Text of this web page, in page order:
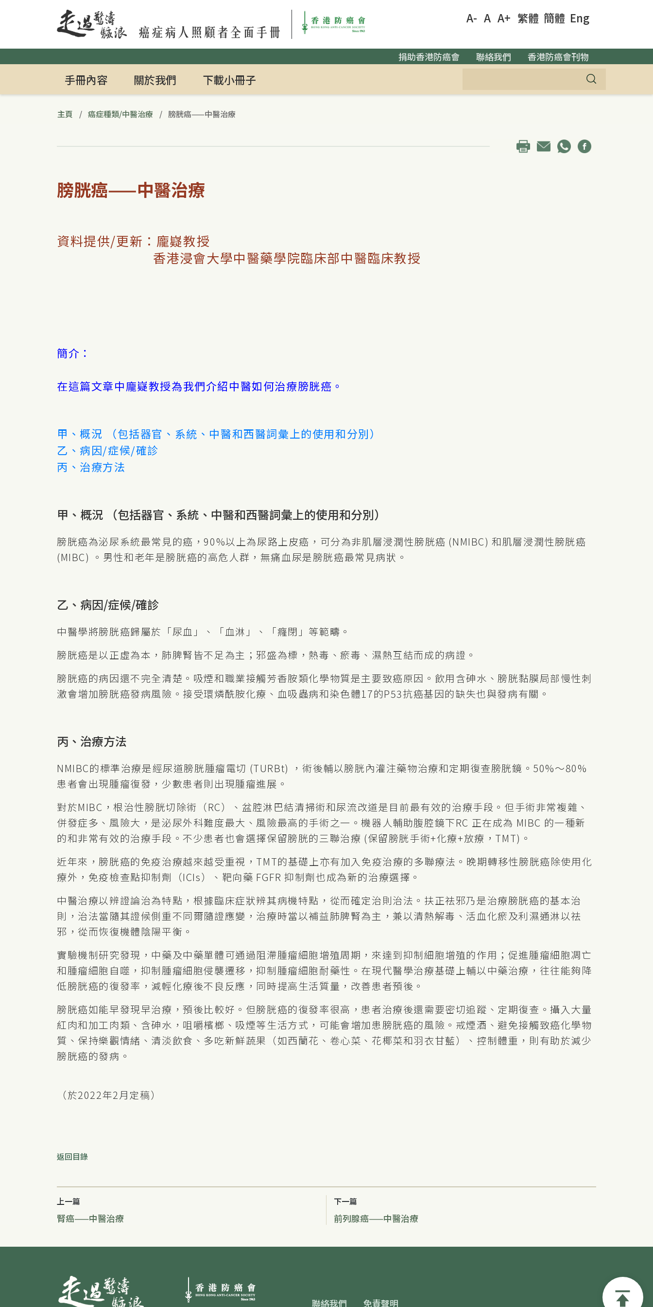
A- A A+ 繁體 簡體 Eng
捐助香港防癌會 聯絡我們 香港防癌會刊物
Search_btn
手冊內容 關於我們 下載小冊子
主頁 癌症種類/中醫治療 膀胱癌——中醫治療
膀胱癌——中醫治療
資料提供/更新：龐嶷教授
香港浸會大學中醫藥學院臨床部中醫臨床教授
簡介：
在這篇文章中龐嶷教授為我們介紹中醫如何治療膀胱癌。
甲、概況 （包括器官、系統、中醫和西醫詞彙上的使用和分別）
乙、病因/症候/確診
丙、治療方法
甲、概況 （包括器官、系統、中醫和西醫詞彙上的使用和分別）
膀胱癌為泌尿系統最常見的癌，90%以上為尿路上皮癌，可分為非肌層浸潤性膀胱癌 (NMIBC) 和肌層浸潤性膀胱癌
(MIBC) 。男性和老年是膀胱癌的高危人群，無痛血尿是膀胱癌最常見病狀。
乙、病因/症候/確診
中醫學將膀胱癌歸屬於「尿血」、「血淋」、「癃閉」等範疇。
膀胱癌是以正虛為本，肺脾腎皆不足為主；邪盛為標，熱毒、瘀毒、濕熱互結而成的病證。
膀胱癌的病因還不完全清楚。吸煙和職業接觸芳香胺類化學物質是主要致癌原因。飲用含砷水、膀胱黏膜局部慢性刺
激會增加膀胱癌發病風險。接受環燐酰胺化療、血吸蟲病和染色體17的P53抗癌基因的缺失也與發病有關。
丙、治療方法
NMIBC的標準治療是經尿道膀胱腫瘤電切 (TURBt) ，術後輔以膀胱內灌注藥物治療和定期復查膀胱鏡。50%～80%
患者會出現腫瘤復發，少數患者則出現腫瘤進展。
對於MIBC，根治性膀胱切除術（RC）、盆腔淋巴結清掃術和尿流改道是目前最有效的治療手段。但手術非常複雜、
併發症多、風險大，是泌尿外科難度最大、風險最高的手術之一。機器人輔助腹腔鏡下RC 正在成為 MIBC 的一種新
的和非常有效的治療手段。不少患者也會選擇保留膀胱的三聯治療 (保留膀胱手術+化療+放療，TMT)。
近年來，膀胱癌的免疫治療越來越受重視，TMT的基礎上亦有加入免疫治療的多聯療法。晚期轉移性膀胱癌除使用化
療外，免疫檢查點抑制劑（ICIs）、靶向藥 FGFR 抑制劑也成為新的治療選擇。
中醫治療以辨證論治為特點，根據臨床症狀辨其病機特點，從而確定治則治法。扶正祛邪乃是治療膀胱癌的基本治
則，治法當隨其證候側重不同爾隨證應變，治療時當以補益肺脾腎為主，兼以清熱解毒、活血化瘀及利濕通淋以祛
邪，從而恢復機體陰陽平衡。
實驗機制研究發現，中藥及中藥單體可通過阻滯腫瘤細胞增殖周期，來達到抑制細胞增殖的作用；促進腫瘤細胞凋亡
和腫瘤細胞自噬，抑制腫瘤細胞侵襲遷移，抑制腫瘤細胞耐藥性。在現代醫學治療基礎上輔以中藥治療，往往能夠降
低膀胱癌的復發率，減輕化療後不良反應，同時提高生活質量，改善患者預後。
膀胱癌如能早發現早治療，預後比較好。但膀胱癌的復發率很高，患者治療後還需要密切追蹤、定期復查。攝入大量
紅肉和加工肉類、含砷水，咀嚼檳榔、吸煙等生活方式，可能會增加患膀胱癌的風險。戒煙酒、避免接觸致癌化學物
質、保持樂觀情緒、清淡飲食、多吃新鮮蔬果（如西蘭花、卷心菜、花椰菜和羽衣甘藍）、控制體重，則有助於減少
膀胱癌的發病。
（於2022年2月定稿）
返回目錄
上一篇
腎癌——中醫治療
下一篇
前列腺癌——中醫治療
聯絡我們 免責聲明